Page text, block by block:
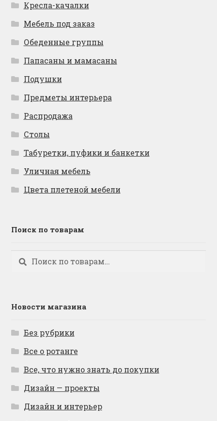
Кресла-качалки
Мебель под заказ
Обеденные группы
Папасаны и мамасаны
Подушки
Предметы интерьера
Распродажа
Столы
Табуретки, пуфики и банкетки
Уличная мебель
Цвета плетеной мебели
Поиск по товарам
Искать:
Поиск
Новости магазина
Без рубрики
Все о ротанге
Все, что нужно знать до покупки
Дизайн — проекты
Дизайн и интерьер